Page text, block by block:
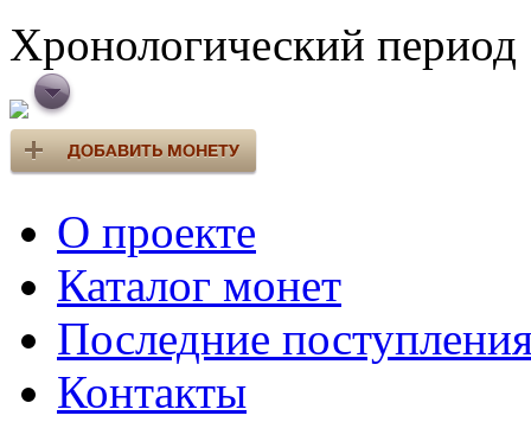
Хронологический период
О проекте
Каталог монет
Последние
Контакты